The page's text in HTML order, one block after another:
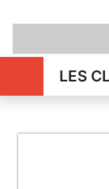
LES